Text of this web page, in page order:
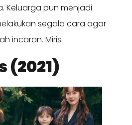
Keluarga pun menjadi
segala cara agar
incaran. Miris.
(2021)